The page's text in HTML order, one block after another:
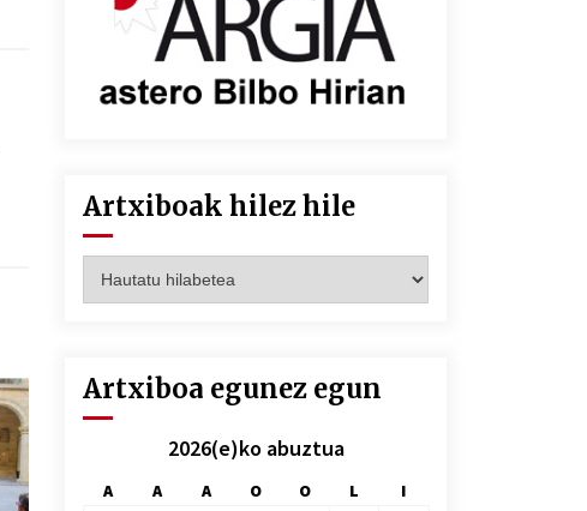
Artxiboak hilez hile
hilez
Artxiboa egunez egun
2026(e)ko abuztua
A A A O O L
I